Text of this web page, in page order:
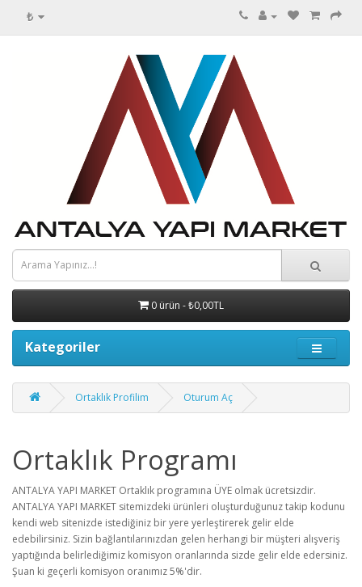
₺
0 ürün - ₺0,00TL
Kategoriler
Ortaklık Profilim Oturum Aç
Ortaklık Programı
ANTALYA YAPI MARKET Ortaklık programına ÜYE olmak ücretsizdir.
ANTALYA YAPI MARKET sitemizdeki ürünleri oluşturduğunuz takip kodunu
kendi web sitenizde istediğiniz bir yere yerleştirerek gelir elde
edebilirsiniz. Sizin bağlantılarınızdan gelen herhangi bir müşteri alışveriş
yaptığında belirlediğimiz komisyon oranlarında sizde gelir elde edersiniz.
Şuan ki geçerli komisyon oranımız 5%'dir.